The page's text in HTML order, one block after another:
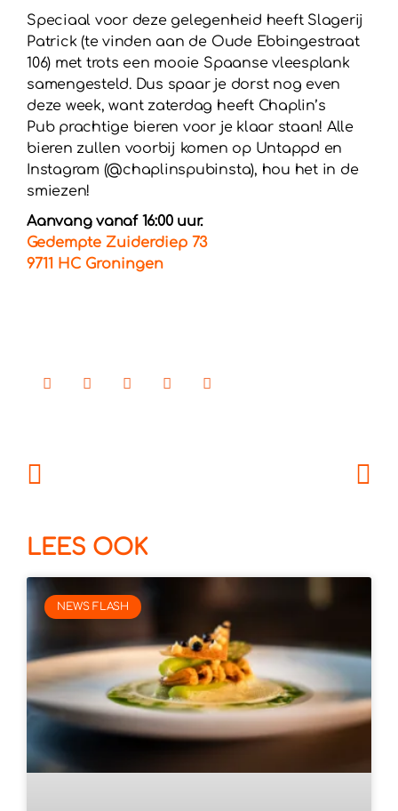
Speciaal voor deze gelegenheid heeft Slagerij
Patrick (te vinden aan de Oude Ebbingestraat
106) met trots een mooie Spaanse vleesplank
samengesteld. Dus spaar je dorst nog even
deze week, want zaterdag heeft Chaplin’s
Pub prachtige bieren voor je klaar staan! Alle
bieren zullen voorbij komen op Untappd en
Instagram (@chaplinspubinsta), hou het in de
smiezen!
Aanvang vanaf 16:00 uur.
Gedempte Zuiderdiep 73
9711 HC Groningen
LEES OOK
NEWS FLASH